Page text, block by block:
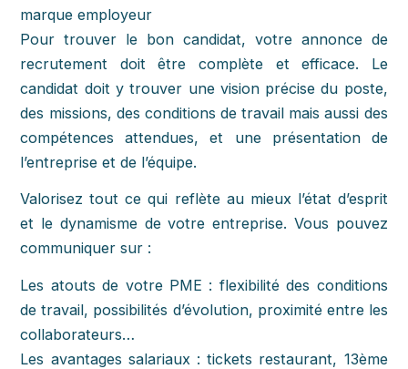
marque employeur
Pour trouver le bon candidat, votre annonce de
recrutement doit être complète et efficace. Le
candidat doit y trouver une vision précise du poste,
des missions, des conditions de travail mais aussi des
compétences attendues, et une présentation de
l’entreprise et de l’équipe.
Valorisez tout ce qui reflète au mieux l’état d’esprit
et le dynamisme de votre entreprise. Vous pouvez
communiquer sur :
Les atouts de votre PME : flexibilité des conditions
de travail, possibilités d’évolution, proximité entre les
collaborateurs…
Les avantages salariaux : tickets restaurant, 13ème